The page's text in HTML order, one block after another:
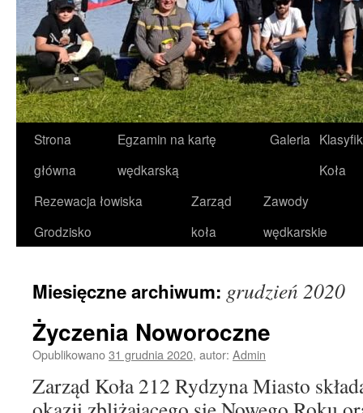
Przeskocz
do
treści
Strona
główna
Egzamin na kartę
wędkarską
Galeria
Koła
Rezewacja łowiska
Grodzisko
Zarząd
koła
Zawody
wędkarskie
Miesięczne archiwum: grudzień 2020
Życzenia Noworoczne
Opublikowano31 grudnia 2020, autor: Admin
Zarząd Koła 212 Rydzyna Miasto